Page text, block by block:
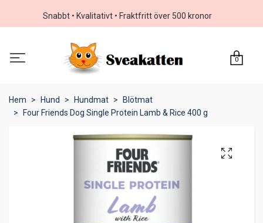
Snabbt • Kvalitativt • Fraktfritt över 500 kronor
0
Hem Hund Hundmat
Blötmat
Four Friends Dog Single Protein Lamb & Rice 400 g